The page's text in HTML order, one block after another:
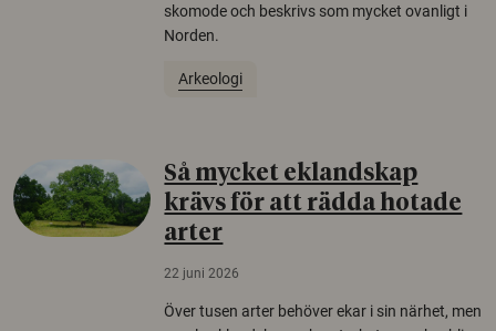
skomode och beskrivs som mycket ovanligt i
Norden.
Arkeologi
Så mycket eklandskap
krävs för att rädda hotade
arter
22 juni 2026
Över tusen arter behöver ekar i sin närhet, men